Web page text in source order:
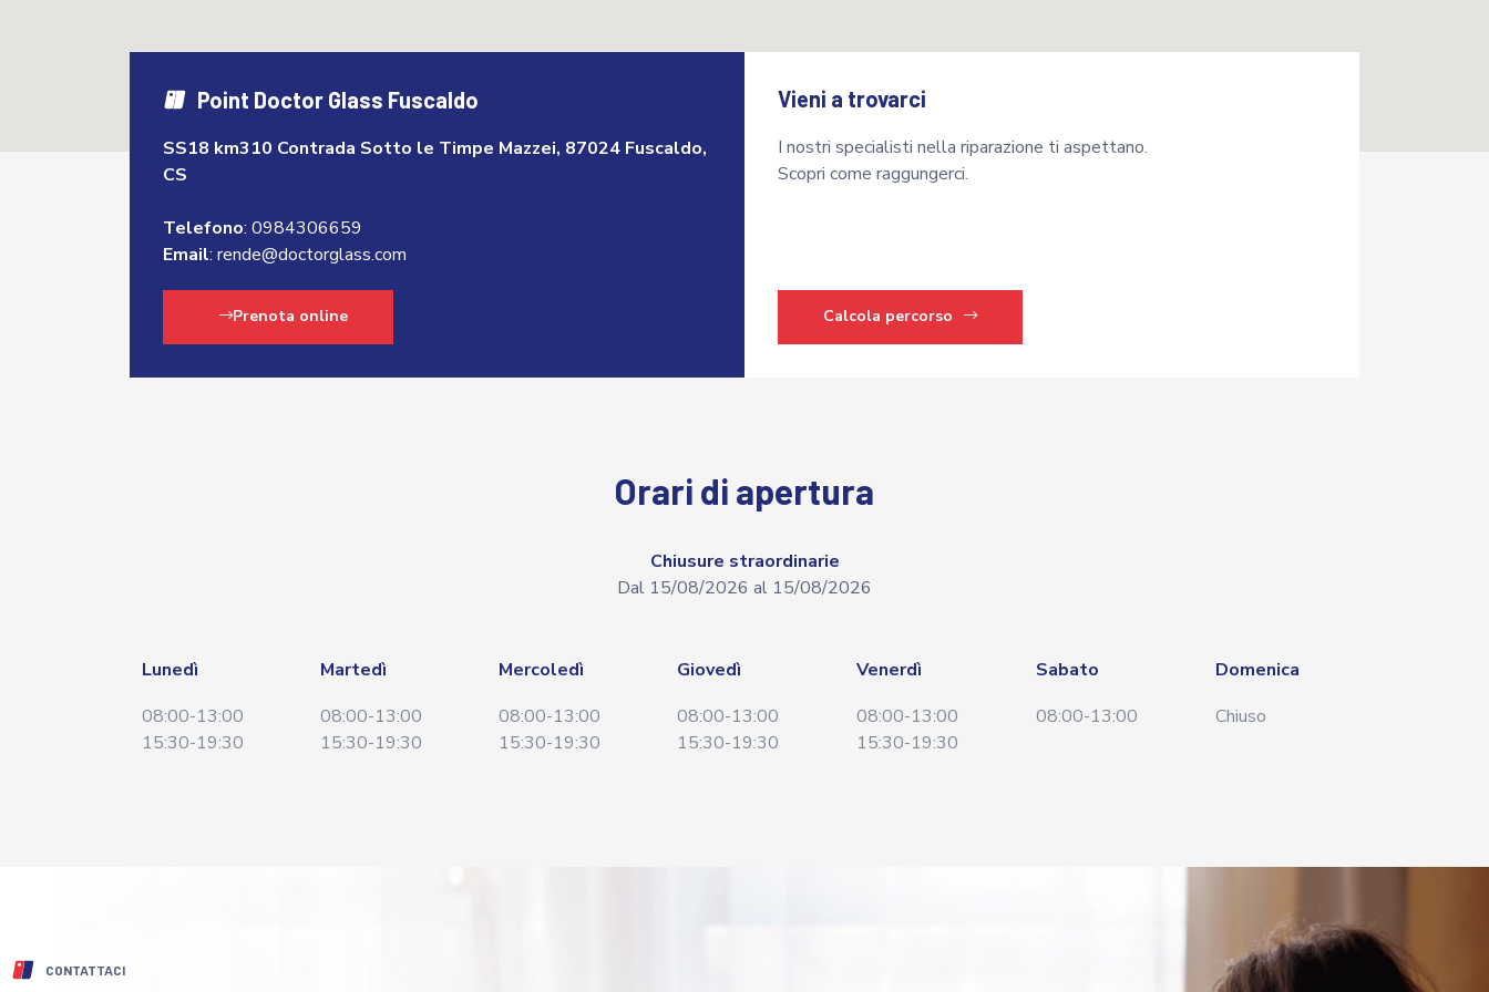
Point Doctor Glass Fuscaldo
SS18 km310 Contrada Sotto le Timpe Mazzei, 87024 Fuscaldo,
CS
Telefono: 0984306659
Email: rende@doctorglass.com
Prenota online
Vieni a trovarci
I nostri specialisti nella riparazione ti aspettano.
Scopri come raggungerci.
Calcola percorso
Orari di apertura
Chiusure straordinarie
Dal 15/08/2026 al 15/08/2026
Lunedì Martedì Mercoledì Giovedì Venerdì Sabato
Domenica
08:00-13:00
15:30-19:30
08:00-13:00
15:30-19:30
08:00-13:00
15:30-19:30
08:00-13:00
15:30-19:30
08:00-13:00
15:30-19:30
08:00-13:00 Chiuso
CONTATTACI